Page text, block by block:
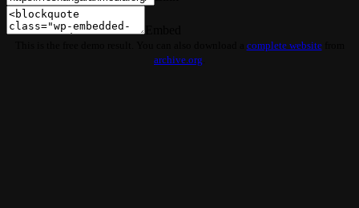
complete websitefrom
archive.org